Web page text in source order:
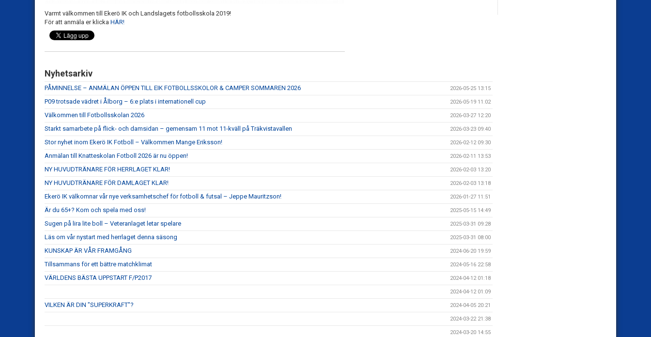
Varmt välkommen till Ekerö IK och Landslagets fotbollsskola 2019!
För att anmäla er klicka HÄR!
Nyhetsarkiv
PÅMINNELSE – ANMÄLAN ÖPPEN TILL EIK FOTBOLLSSKOLOR & CAMPER SOMMAREN 2026 2026-05-25 13:15
P09 trotsade vädret i Ålborg – 6:e plats i internationell cup 2026-05-19 11:02
Välkommen till Fotbollsskolan 2026 2026-03-27 12:20
Starkt samarbete på flick- och damsidan – gemensam 11 mot 11-kväll på Träkvistavallen 2026-03-23 09:40
Stor nyhet inom Ekerö IK Fotboll – Välkommen Mange Eriksson! 2026-02-12 09:30
Anmälan till Knatteskolan Fotboll 2026 är nu öppen! 2026-02-11 13:53
NY HUVUDTRÄNARE FÖR HERRLAGET KLAR! 2026-02-03 13:20
NY HUVUDTRÄNARE FÖR DAMLAGET KLAR! 2026-02-03 13:18
Ekerö IK välkomnar vår nye verksamhetschef för fotboll & futsal – Jeppe Mauritzson! 2026-01-27 11:51
Är du 65+? Kom och spela med oss! 2025-05-15 14:49
Sugen på lira lite boll – Veteranlaget letar spelare 2025-03-31 09:28
Läs om vår nystart med herrlaget denna säsong 2025-03-31 08:00
KUNSKAP ÄR VÅR FRAMGÅNG 2024-06-20 19:59
Tillsammans för ett bättre matchklimat 2024-05-16 22:58
VÄRLDENS BÄSTA UPPSTART F/P2017 2024-04-12 01:18
2024-04-12 01:09
VILKEN ÄR DIN "SUPERKRAFT"? 2024-04-05 20:21
2024-03-22 21:38
2024-03-20 14:55